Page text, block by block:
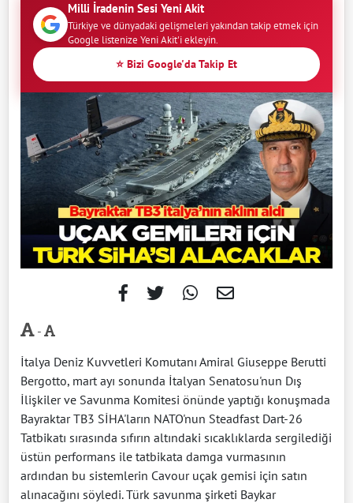
Milli İradenin Sesi Yeni Akit
Türkiye ve dünyadaki gelişmeleri yakından takip etmek için
Google listenize Yeni Akit'i ekleyin.
⭐ Bizi Google'da Takip Et
-
İtalya Deniz Kuvvetleri Komutanı Amiral Giuseppe Berutti
Bergotto, mart ayı sonunda İtalyan Senatosu'nun Dış
İlişkiler ve Savunma Komitesi önünde yaptığı konuşmada
Bayraktar TB3 SİHA'ların NATO'nun Steadfast Dart-26
Tatbikatı sırasında sıfırın altındaki sıcaklıklarda sergilediği
üstün performans ile tatbikata damga vurmasının
ardından bu sistemlerin Cavour uçak gemisi için satın
alınacağını söyledi. Türk savunma şirketi Baykar